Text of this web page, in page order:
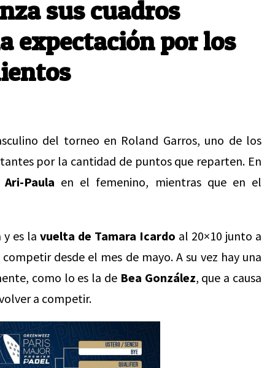
sus cuadros
expectación por los
del torneo en Roland Garros, uno de los
por la cantidad de puntos que reparten. En
Ari-Paula en el femenino, mientras que en el
es la vuelta de Tamara Icardo al 20×10 junto a
desde el mes de mayo. A su vez hay una
como lo es la deBea González, que a causa
a competir.